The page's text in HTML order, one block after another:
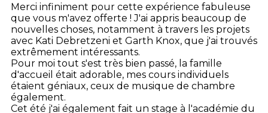
Merci infiniment pour cette expérience fabuleuse
que vous m'avez offerte ! J'ai appris beaucoup de
nouvelles choses, notamment à travers les projets
avec Kati Debretzeni et Garth Knox, que j'ai trouvés
extrêmement intéressants.
Pour moi tout s'est très bien passé, la famille
d'accueil était adorable, mes cours individuels
étaient géniaux, ceux de musique de chambre
également.
Cet été j'ai également fait un stage à l'académie du